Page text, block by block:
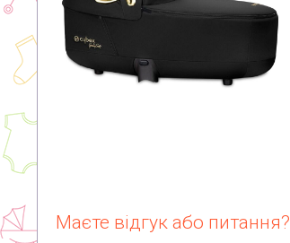
Маєте відгук або питання?